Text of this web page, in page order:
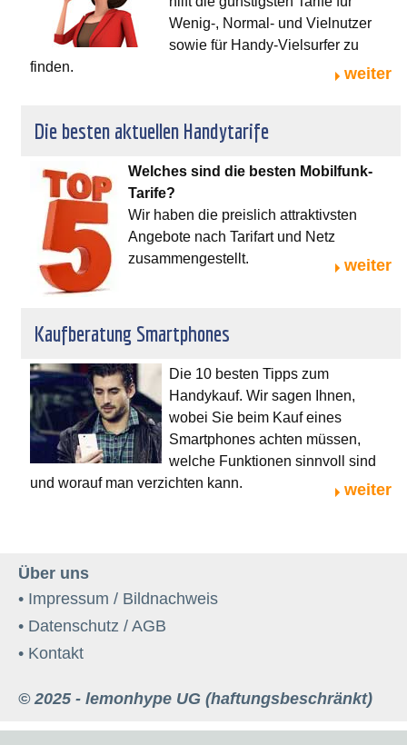
Wenig-, Normal- und Vielnutzer
sowie für Handy-Vielsurfer zu
finden.
weiter
Die besten aktuellen Handytarife
Welches sind die besten Mobilfunk-
Tarife?
Wir haben die preislich attraktivsten
Angebote nach Tarifart und Netz
zusammengestellt.
weiter
Kaufberatung Smartphones
Die 10 besten Tipps zum
Handykauf. Wir sagen Ihnen,
wobei Sie beim Kauf eines
Smartphones achten müssen,
welche Funktionen sinnvoll sind
und worauf man verzichten kann.
weiter
Über uns
• Impressum / Bildnachweis
• Datenschutz / AGB
• Kontakt
© 2025 - lemonhype UG (haftungsbeschränkt)